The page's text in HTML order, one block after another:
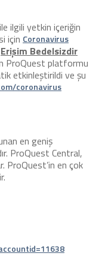
ilgili yetkin içeriğin
için Coronavirus
Erişim Bedelsizdir
ProQuest platformu
etkinleştirildi ve şu
coronavirus
en geniş
ProQuest Central,
ProQuest’in en çok